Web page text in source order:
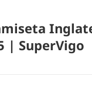
| SuperVigo